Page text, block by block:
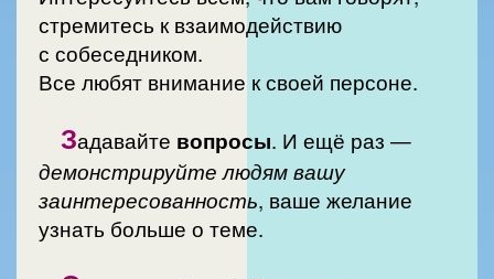
стремитесь к взаимодействию
с собеседником.
Все любят внимание к своей персоне.
Задавайте вопросы. И ещё раз —
демонстрируйте людям вашу
заинтересованность, ваше желание
узнать больше о теме.